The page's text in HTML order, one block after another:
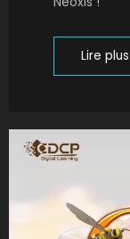
Lire plus